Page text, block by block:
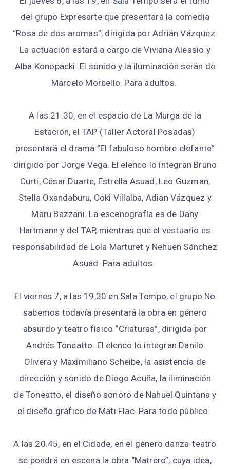
del grupo Expresarte que presentará la comedia
“Rosa de dos aromas”, dirigida por Adrián Vázquez.
La actuación estará a cargo de Viviana Alessio y
Alba Konopacki. El sonido y la iluminación serán de
Marcelo Morbello. Para adultos.
A las 21.30, en el espacio de La Murga de la
Estación, el TAP (Taller Actoral Posadas)
presentará el drama “El fabuloso hombre elefante”
dirigido por Jorge Vega. El elenco lo integran Bruno
Curti, César Duarte, Estrella Asuad, Leo Guzman,
Stella Oxandaburu, Coki Villalba, Adian Vázquez y
Maru Bazzani. La escenografía es de Dany
Hartmann y del TAP, mientras que el vestuario es
responsabilidad de Lola Marturet y Nehuen Sánchez
Asuad. Para adultos.
El viernes 7, a las 19,30 en Sala Tempo, el grupo No
sabemos todavía presentará la obra en género
absurdo y teatro físico “Criaturas”, dirigida por
Andrés Toneatto. El elenco lo integran Danilo
Olivera y Maximiliano Scheibe, la asistencia de
dirección y sonido de Diego Acuña, la iliminación
de Toneatto, el diseño sonoro de Nahuel Quintana y
el diseño gráfico de Mati Flac. Para todo público.
A las 20.45, en el Cidade, en el género danza-teatro
se pondrá en escena la obra “Matrero”, cuya idea,